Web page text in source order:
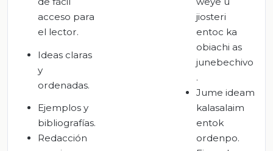
acceso para
el lector.
Ideas claras
y
ordenadas.
Ejemplos y
bibliografías.
Redacción
jiosteri
entoc ka
obiachi as
junebechivo
.
Jume ideam
kalasalaim
entok
ordenpo.